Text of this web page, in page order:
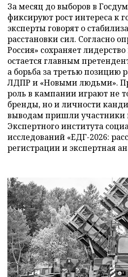
За месяц до выборов в
фиксируют рост интереса к
эксперты говорят о
расстановки сил. Согласно
Россия» сохраняет
остается главным
а борьба за третью позицию
ЛДПР и «Новыми людьми».
роль в кампании играют не
бренды, но и личности
выводам пришли участники
Экспертного института
исследований «ЕДГ-2026:
регистрации и экспертная